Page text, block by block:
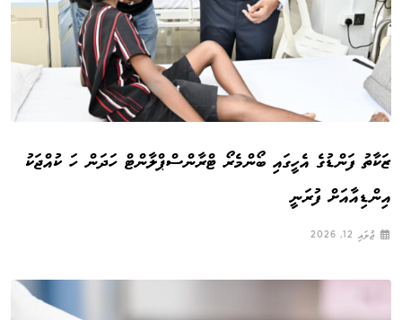
ޒަކާތު ފަންޑުގެ އެހީގައި ބޯންމެރޯ ޓްރާންސްޕްލާންޓް ހަދަން ހަ ކުއްޖަކު
އިންޑިއާއަށް ފުރަނީ
ޖުލައި 12, 2026